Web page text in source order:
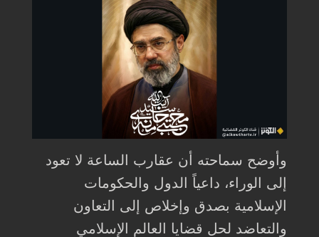
وأوضح سماحته أن عقارب الساعة لا تعود
إلى الوراء، داعياً الدول والحكومات
الإسلامية بصدق وإخلاص إلى التعاون
والتعاضد لحل قضايا العالم الإسلامي